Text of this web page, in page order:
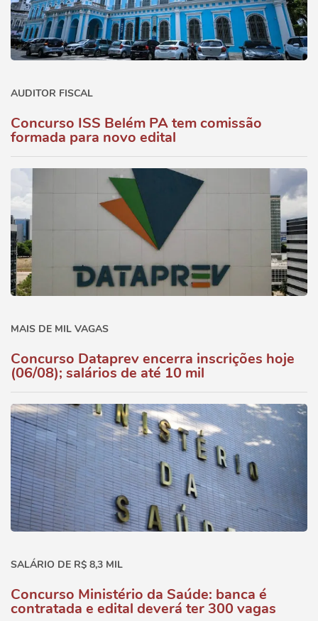
AUDITOR FISCAL
Concurso ISS Belém PA tem comissão
formada para novo edital
MAIS DE MIL VAGAS
Concurso Dataprev encerra inscrições hoje
(06/08); salários de até 10 mil
SALÁRIO DE R$ 8,3 MIL
Concurso Ministério da Saúde: banca é
contratada e edital deverá ter 300 vagas